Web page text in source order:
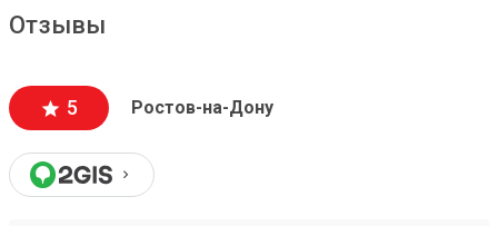
Отзывы
5 Ростов-на-Дону